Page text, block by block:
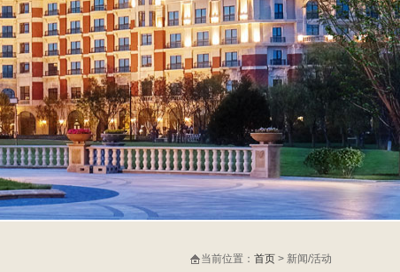
当前位置： 首页 > 新闻/活动